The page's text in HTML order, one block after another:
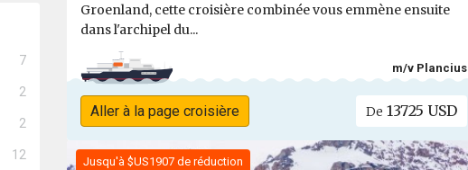
7
2
2
12
Groenland, cette croisière combinée vous emmène ensuite
dans l'archipel du...
m/v Plancius
Aller à la page croisière De 13725 USD
Jusqu'à $US1907 de réduction